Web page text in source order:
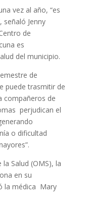
vez al año, “es
señaló Jenny
de
es
del municipio.
de
puede trasmitir de
compañeros de
perjudican el
o dificultad
Salud (OMS), la
en su
la médica Mary